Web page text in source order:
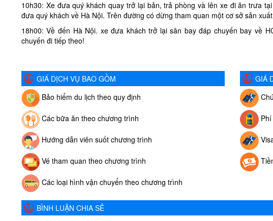
10h30: Xe đưa quý khách quay trở lại bản, trả phòng và lên xe đi ăn trưa
đưa quý khách về Hà Nội. Trên đường có dừng tham quan một cơ sở sản
18h00: Về đến Hà Nội. xe đưa khách trở lại sân bay đáp chuyến bay về
chuyến đi tiếp theo!
GIÁ DỊCH VỤ BAO GỒM
Bảo hiểm du lịch theo quy định
Các bữa ăn theo chương trình
Hướng dẫn viên suốt chương trình
Vé tham quan theo chương trình
Các loại hình vận chuyển theo chương trình
GIÁ
Phí
BÌNH LUẬN CHIA SẺ